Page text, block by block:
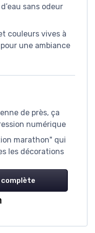
sans odeur
couleurs vives à
une ambiance
de près, ça
numérique
marathon" qui
les décorations
complète